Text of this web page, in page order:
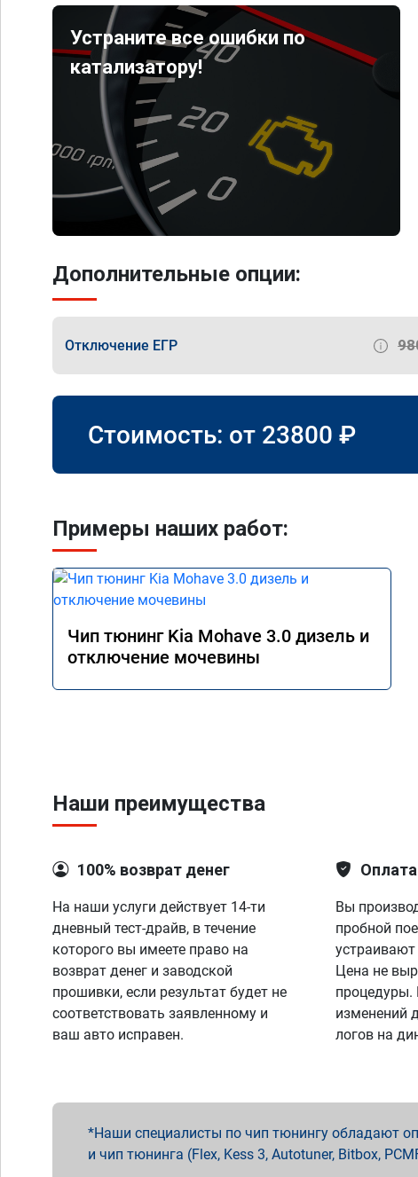
Устраните все ошибки по
катализатору!
Дополнительные опции:
Отключение ЕГР
Стоимость: от 23800 ₽
Примеры наших работ:
Чип тюнинг Kia Mohave 3.0 дизель и
отключение мочевины
Наши преимущества
100% возврат денег
На наши услуги действует 14-ти
дневный тест-драйв, в течение
которого вы имеете право на
возврат денег и заводской
прошивки, если результат будет не
соответствовать заявленному и
ваш авто исправен.
Вы
пробной
устраивают
Цена не
изменений
логов на
Наши специалисты по чип тюнингу обладают
и чип тюнинга (Flex, Kess 3, Autotuner, Bitbox,